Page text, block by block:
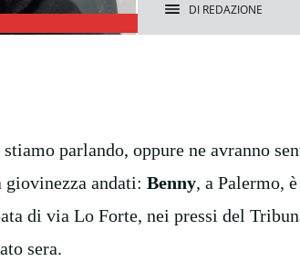
DI REDAZIONE
parlando, oppure ne avranno
andati: Benny, a Palermo,
di via Lo Forte, nei pressi del
sera.